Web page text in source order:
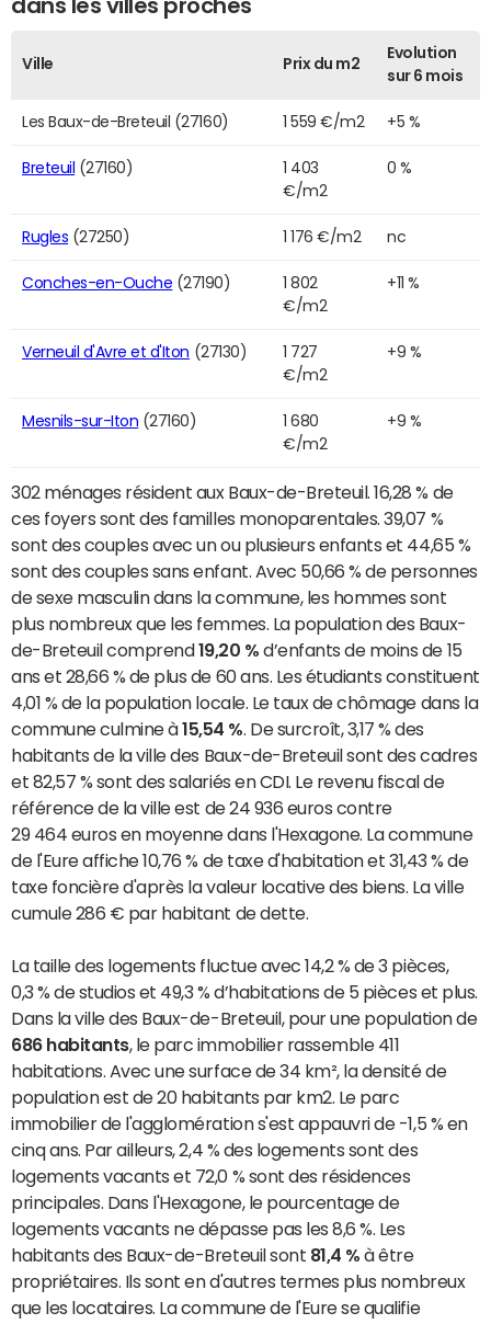
dans les villes proches
Ville Prix du m2
Evolution
sur 6 mois
Les Baux-de-Breteuil (27160) 1 559 €/m2 +5 %
Breteuil (27160)
1 403
€/m2
0 %
Rugles (27250) 1 176 €/m2 nc
Conches-en-Ouche (27190)
1 802
€/m2
+11 %
Verneuil d'Avre et d'Iton (27130)
1 727
€/m2
+9 %
Mesnils-sur-Iton (27160)
1 680
€/m2
+9 %
302 ménages résident aux Baux-de-Breteuil. 16,28 % de
ces foyers sont des familles monoparentales. 39,07 %
sont des couples avec un ou plusieurs enfants et 44,65 %
sont des couples sans enfant. Avec 50,66 % de personnes
de sexe masculin dans la commune, les hommes sont
plus nombreux que les femmes. La population des Baux-
de-Breteuil comprend 19,20 % d’enfants de moins de 15
ans et 28,66 % de plus de 60 ans. Les étudiants constituent
4,01 % de la population locale. Le taux de chômage dans la
commune culmine à15,54 % . De surcroît, 3,17 % des
habitants de la ville des Baux-de-Breteuil sont des cadres
et 82,57 % sont des salariés en CDI. Le revenu fiscal de
référence de la ville est de 24 936 euros contre
29 464 euros en moyenne dans l'Hexagone. La commune
de l'Eure affiche 10,76 % de taxe d'habitation et 31,43 % de
taxe foncière d'après la valeur locative des biens. La ville
cumule 286 € par habitant de dette.
La taille des logements fluctue avec 14,2 % de 3 pièces,
0,3 % de studios et 49,3 % d’habitations de 5 pièces et plus.
Dans la ville des Baux-de-Breteuil, pour une population de
686 habitants, le parc immobilier rassemble 411
habitations. Avec une surface de 34 km², la densité de
population est de 20 habitants par km2. Le parc
immobilier de l'agglomération s'est appauvri de -1,5 % en
cinq ans. Par ailleurs, 2,4 % des logements sont des
logements vacants et 72,0 % sont des résidences
principales. Dans l'Hexagone, le pourcentage de
logements vacants ne dépasse pas les 8,6 %. Les
habitants des Baux-de-Breteuil sont 81,4 % à être
propriétaires. Ils sont en d'autres termes plus nombreux
que les locataires. La commune de l'Eure se qualifie